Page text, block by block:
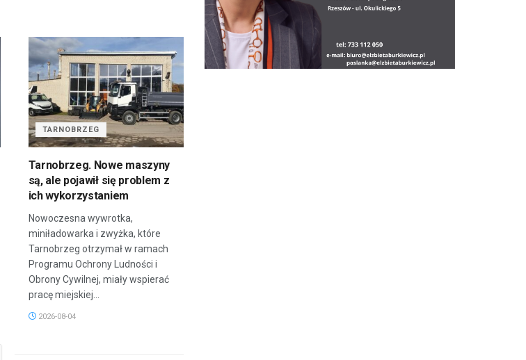
TARNOBRZEG
Tarnobrzeg. Nowe maszyny
są, ale pojawił się problem z
ich wykorzystaniem
Nowoczesna wywrotka,
miniładowarka i zwyżka, które
Tarnobrzeg otrzymał w ramach
Programu Ochrony Ludności i
Obrony Cywilnej, miały wspierać
pracę miejskiej...
2026-08-04